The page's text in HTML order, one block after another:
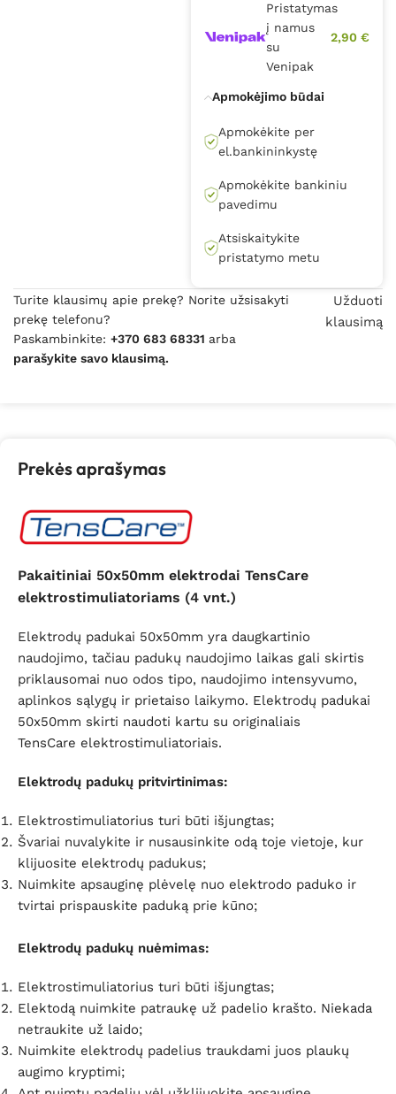
Pristatymas
į namus
su
Venipak
2,90 €
Apmokėjimo būdai
Apmokėkite per
el.bankininkystę
Apmokėkite bankiniu
pavedimu
Atsiskaitykite
pristatymo metu
Turite klausimų apie prekę? Norite užsisakyti
prekę telefonu?
Paskambinkite: +370 683 68331 arba
parašykite savo klausimą.
Užduoti
klausimą
Prekės aprašymas
Pakaitiniai 50x50mm elektrodai TensCare
elektrostimuliatoriams (4 vnt.)
Elektrodų padukai 50x50mm yra daugkartinio
naudojimo, tačiau padukų naudojimo laikas gali skirtis
priklausomai nuo odos tipo, naudojimo intensyvumo,
aplinkos sąlygų ir prietaiso laikymo. Elektrodų padukai
50x50mm skirti naudoti kartu su originaliais
TensCare elektrostimuliatoriais.
Elektrodų padukų pritvirtinimas:
Elektrostimuliatorius turi būti išjungtas;
Švariai nuvalykite ir nusausinkite odą toje vietoje, kur
klijuosite elektrodų padukus;
Nuimkite apsauginę plėvelę nuo elektrodo paduko ir
tvirtai prispauskite paduką prie kūno;
Elektrodų padukų nuėmimas:
Elektrostimuliatorius turi būti išjungtas;
Elektodą nuimkite patraukę už padelio krašto. Niekada
netraukite už laido;
Nuimkite elektrodų padelius traukdami juos plaukų
augimo kryptimi;